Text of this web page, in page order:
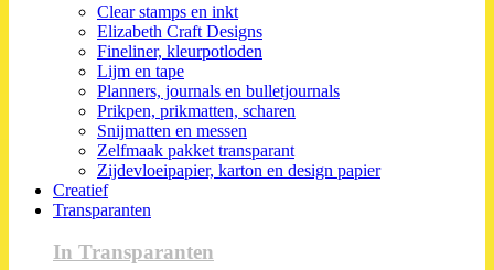
Clear stamps en inkt
Elizabeth Craft Designs
Fineliner, kleurpotloden
Lijm en tape
Planners, journals en bulletjournals
Prikpen, prikmatten, scharen
Snijmatten en messen
Zelfmaak pakket transparant
Zijdevloeipapier, karton en design papier
Creatief
Transparanten
In Transparanten